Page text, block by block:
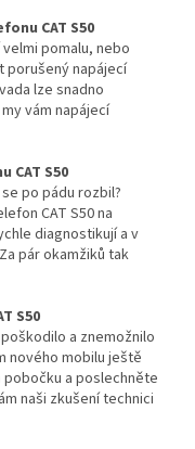
CAT S50
pomalu, nebo
porušený napájecí
lze snadno
vám napájecí
CAT S50
po pádu rozbil?
CAT S50 na
diagnostikují a v
pár okamžiků tak
S50
a znemožnilo
nového mobilu ještě
a poslechněte
naši zkušení technici